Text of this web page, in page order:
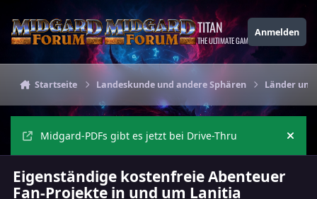
TITAN
THE ULTIMATE GAMING THEME
Anmelden
Startseite Landeskunde und andere Sphären Länder
Midgard-PDFs gibt es jetzt bei Drive-Thru
Eigenständige kostenfreie Abenteuer
Fan-Projekte in und um Lanitia